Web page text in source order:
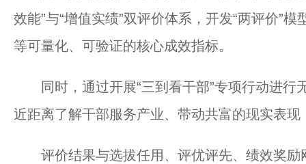
效能”与“增值实绩”双评价体系，开发“两评价”
等可量化、可验证的核心成效指标。
同时，通过开展“三到看干部”专项行动进行
近距离了解干部服务产业、带动共富的现实表
评价结果与选拔任用、评优评先、绩效奖励